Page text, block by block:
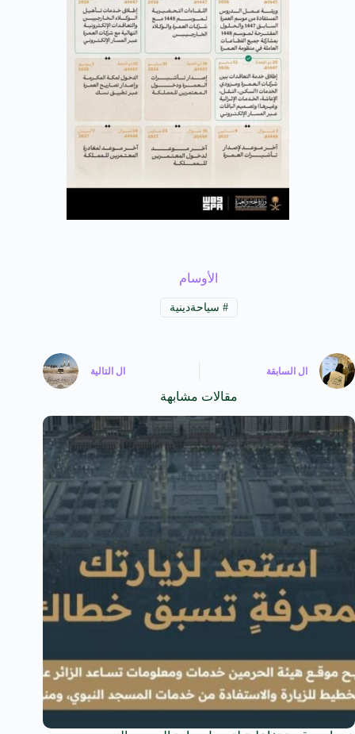
الأوسام
# سياحةدينية
ال السابقة ال التالية
مقالات مشابهة